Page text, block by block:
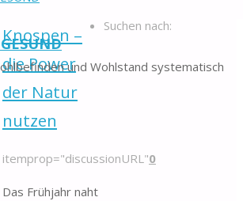
und Wohlstand systematisch
Knospen –
die Power
der Natur
nutzen
itemprop="discussionURL"0
Das Frühjahr naht
Suchen nach: